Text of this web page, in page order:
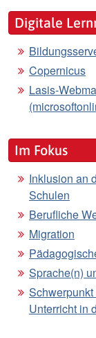
Digitale
Copernicus
Lasis-
Im Fokus
Inklusion an
Schulen
Berufliche
Migration
Sprache(n)
Unterricht in